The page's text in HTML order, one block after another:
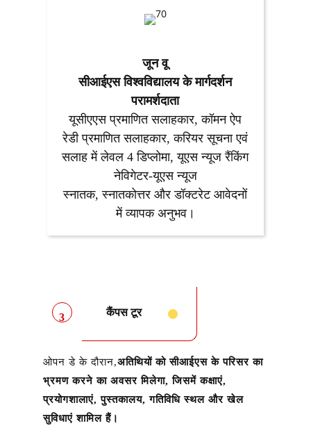
जून वू
सीआईएस विश्वविद्यालय के मार्गदर्शन
परामर्शदाता
यूसीएएस प्रमाणित सलाहकार, कॉमन ऐप
रेडी प्रमाणित सलाहकार, करियर सूचना एवं
सलाह में लेवल 4 डिप्लोमा, यूएस न्यूज रैंकिंग
नेविगेटर-यूएस न्यूज
स्नातक, स्नातकोत्तर और डॉक्टरेट आवेदनों
में व्यापक अनुभव।
3 कैंपस टूर
ओपन डे के दौरान,अतिथियों को सीआईएस के परिसर का
भ्रमण करने का अवसर मिलेगा, जिसमें कक्षाएं,
प्रयोगशालाएं, पुस्तकालय, गतिविधि स्थल और खेल
सुविधाएं शामिल हैं।